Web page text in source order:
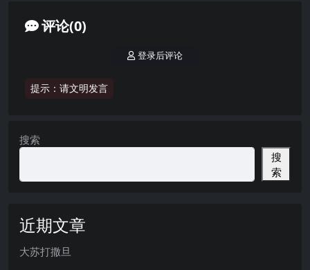
评论(0)
提示：请文明发言
登录后评论
搜索
搜
索
近期文章
大苏打撒旦